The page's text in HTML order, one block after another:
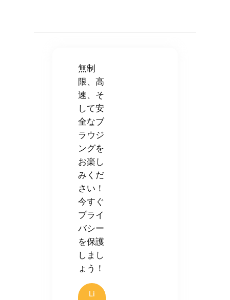
無制
限、高
速、そ
して安
全なブ
ラウジ
ングを
お楽し
みくだ
さい！
今すぐ
プライ
バシー
を保護
しまし
ょう！
Li